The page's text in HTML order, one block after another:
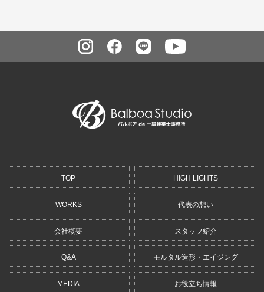
TOP HIGH LIGHTS
WORKS 代表の想い
会社概要 スタッフ紹介
Q&A モルタル造形・エイジング
MEDIA お役立ち情報